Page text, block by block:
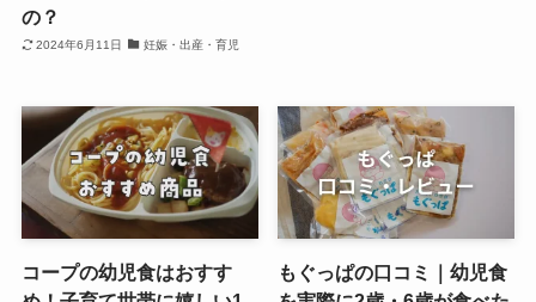
の？
2024年6月11日 妊娠・出産・育児
コープの幼児食はおすす
もぐっぱの口コミ｜幼児食